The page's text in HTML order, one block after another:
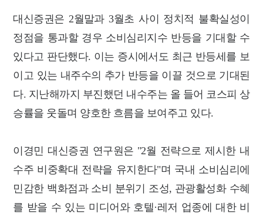
대신증권은 2월말과 3월초 사이 정치적 불확실성이
정점을 통과할 경우 소비심리지수 반등을 기대할 수
있다고 판단했다. 이는 증시에서도 최근 반등세를 보
이고 있는 내주수의 추가 반등을 이끌 것으로 기대된
다. 지난해까지 부진했던 내수주는 올 들어 코스피 상
승률을 웃돌며 양호한 흐름을 보여주고 있다.
이경민 대신증권 연구원은 "2월 전략으로 제시한 내
수주 비중확대 전략을 유지한다"며 국내 소비심리에
민감한 백화점과 소비 분위기 조성, 관광활성화 수혜
를 받을 수 있는 미디어와 호텔·레저 업종에 대한 비